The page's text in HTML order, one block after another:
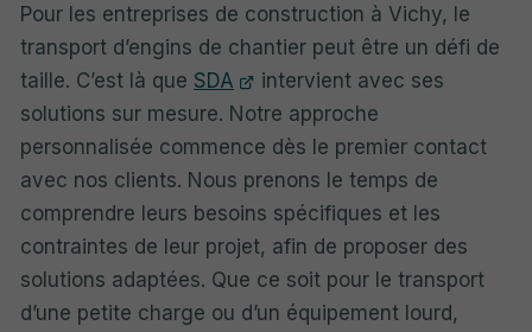
Pour les entreprises de construction à Vichy, le
transport d’engins de chantier peut être un défi de
taille. C’est là que SDA
intervient avec ses
solutions sur mesure. Notre approche
personnalisée commence dès le premier contact
avec nos clients. Nous prenons le temps de
comprendre leurs besoins spécifiques et les
contraintes de leur projet, afin de proposer des
solutions adaptées. Que ce soit pour le transport
d’une petite charge ou d’un équipement lourd,